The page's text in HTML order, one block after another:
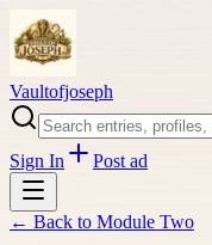
Vaultofjoseph
Sign In Post ad
← Back to Module Two